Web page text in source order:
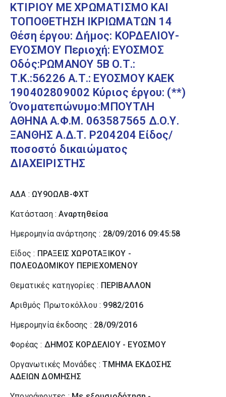
ΚΤΙΡΙΟΥ ΜΕ ΧΡΩΜΑΤΙΣΜΟ ΚΑΙ
ΤΟΠΟΘΕΤΗΣΗ ΙΚΡΙΩΜΑΤΩΝ 14
Θέση έργου: Δήμος: ΚΟΡΔΕΛΙΟΥ-
ΕΥΟΣΜΟΥ Περιοχή: ΕΥΟΣΜΟΣ
Οδός:ΡΩΜΑΝΟΥ 5Β Ο.Τ.:
Τ.Κ.:56226 Α.Τ.: ΕΥΟΣΜΟΥ ΚΑΕΚ
190402809002 Κύριος έργου: (**)
Όνοματεπώνυμο:ΜΠΟΥΤΛΗ
ΑΘΗΝΑ Α.Φ.Μ. 063587565 Δ.Ο.Υ.
ΞΑΝΘΗΣ Α.Δ.Τ. Ρ204204 Είδος/
ποσοστό δικαιώματος
ΔΙΑΧΕΙΡΙΣΤΗΣ
ΑΔΑ : ΩΥ9ΟΩΛΒ-ΦΧΤ
Κατάσταση :Αναρτηθείσα
Ημερομηνία ανάρτησης : 28/09/2016 09:45:58
Είδος : ΠΡΑΞΕΙΣ ΧΩΡΟΤΑΞΙΚΟΥ -
ΠΟΛΕΟΔΟΜΙΚΟΥ ΠΕΡΙΕΧΟΜΕΝΟΥ
Θεματικές κατηγορίες : ΠΕΡΙΒΑΛΛΟΝ
Αριθμός Πρωτοκόλλου : 9982/2016
Ημερομηνία έκδοσης : 28/09/2016
Φορέας : ΔΗΜΟΣ ΚΟΡΔΕΛΙΟΥ - ΕΥΟΣΜΟΥ
Οργανωτικές Μονάδες :ΤΜΗΜΑ ΕΚΔΟΣΗΣ
ΑΔΕΙΩΝ ΔΟΜΗΣΗΣ